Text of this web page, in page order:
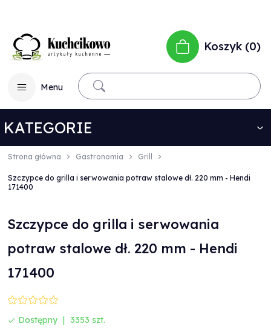
Menu
Koszyk 0
KATEGORIE
Strona główna Gastronomia Grill
Szczypce do grilla i serwowania potraw stalowe dł. 220 mm - Hendi
171400
Szczypce do grilla i serwowania
potraw stalowe dł. 220 mm - Hendi
171400
Dostępny 3353 szt.